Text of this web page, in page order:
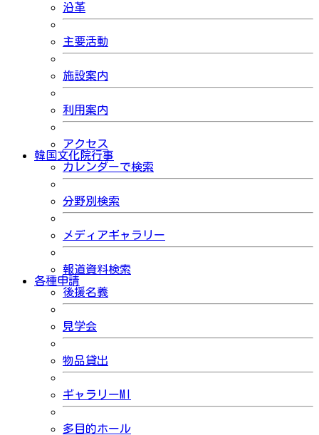
沿革
主要活動
施設案内
利用案内
アクセス
韓国文化院行事
カレンダーで検索
分野別検索
メディアギャラリー
報道資料検索
各種申請
後援名義
見学会
物品貸出
ギャラリーMI
多目的ホール